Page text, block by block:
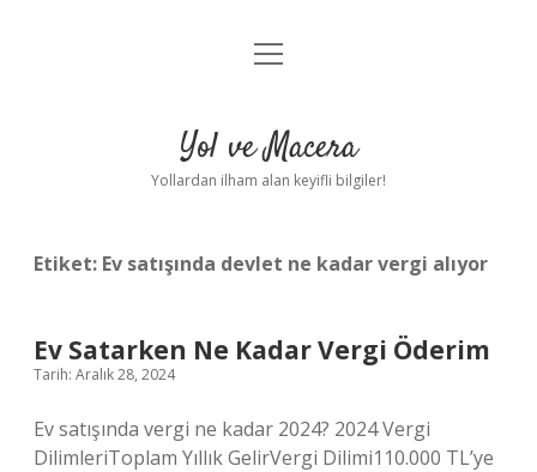
Anasayfa
Yasal Uyarı
menüyü
Yol ve Macera
Yollardan ilham alan keyifli bilgiler!
Etiket: Ev satışında devlet ne kadar vergi alıyor
Ev Satarken Ne Kadar Vergi Öderim
Tarih: Aralık 28, 2024
Ev satışında vergi ne kadar 2024? 2024 Vergi
DilimleriToplam Yıllık GelirVergi Dilimi110.000 TL’ye